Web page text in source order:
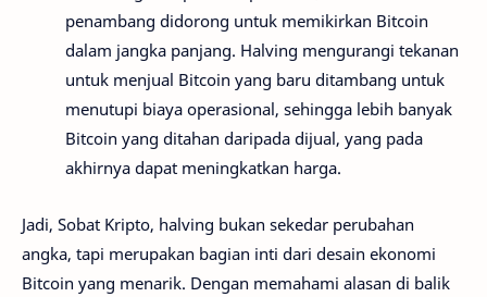
penambang didorong untuk memikirkan Bitcoin
dalam jangka panjang. Halving mengurangi tekanan
untuk menjual Bitcoin yang baru ditambang untuk
menutupi biaya operasional, sehingga lebih banyak
Bitcoin yang ditahan daripada dijual, yang pada
akhirnya dapat meningkatkan harga.
Jadi, Sobat Kripto, halving bukan sekedar perubahan
angka, tapi merupakan bagian inti dari desain ekonomi
Bitcoin yang menarik. Dengan memahami alasan di balik